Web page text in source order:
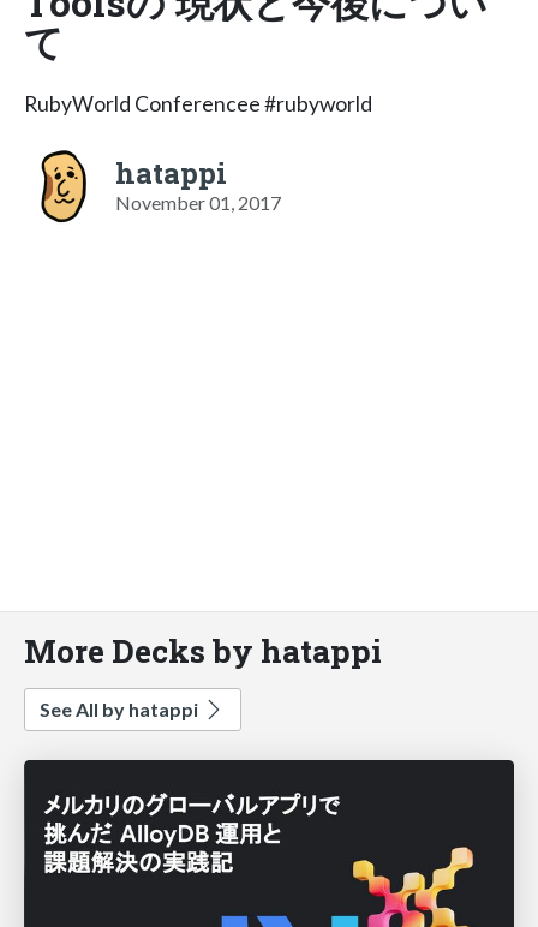
て
RubyWorld Conferencee #rubyworld
hatappi
November 01, 2017
More Decks by hatappi
See All by hatappi